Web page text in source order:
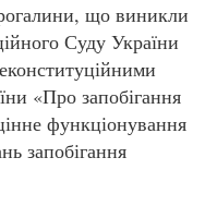
що виникли
Суду України
«Про запобігання
функціонування
запобігання